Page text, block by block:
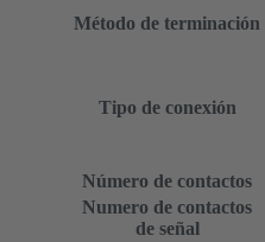
Método de terminación
Tipo de conexión
Número de contactos
Numero de contactos
de señal